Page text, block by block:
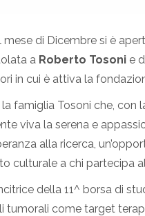
mese di Dicembre si è
a Roberto Tosoni e
in cui è attiva la
famiglia Tosoni che, con
viva la serena e
alla ricerca,
culturale a chi partecipa
della 11^ borsa di
tumorali come target